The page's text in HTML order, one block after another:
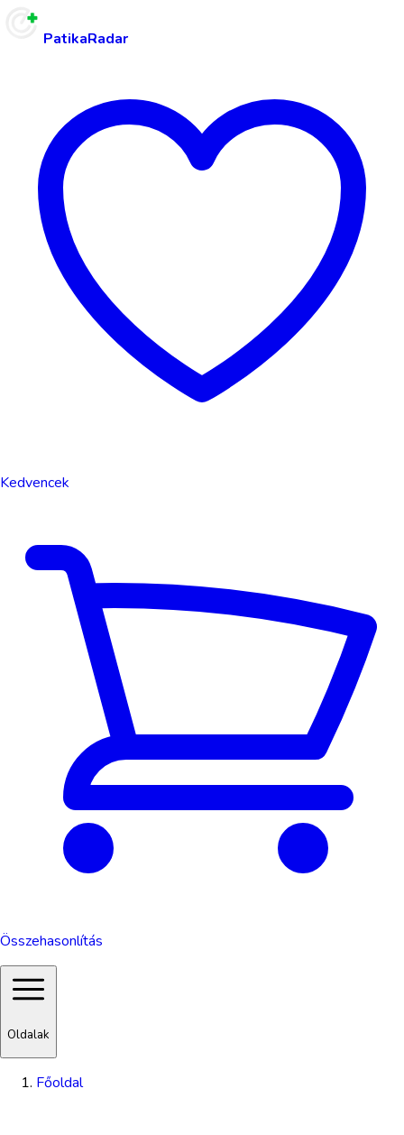
PatikaRadar
Kedvencek
Összehasonlítás
Oldalak
Főoldal